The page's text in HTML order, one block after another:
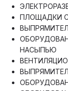
ПЛОЩАДКИ
НАСЫПЬЮ